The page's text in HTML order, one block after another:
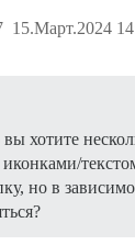
15.Март.2024
хотите
но в